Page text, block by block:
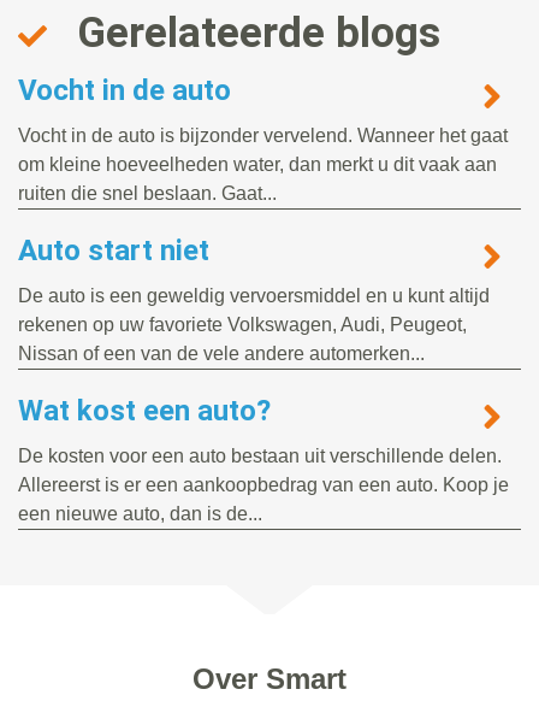
Gerelateerde blogs
Vocht in de auto
Vocht in de auto is bijzonder vervelend. Wanneer het gaat
om kleine hoeveelheden water, dan merkt u dit vaak aan
ruiten die snel beslaan. Gaat...
Auto start niet
De auto is een geweldig vervoersmiddel en u kunt altijd
rekenen op uw favoriete Volkswagen, Audi, Peugeot,
Nissan of een van de vele andere automerken...
Wat kost een auto?
De kosten voor een auto bestaan uit verschillende delen.
Allereerst is er een aankoopbedrag van een auto. Koop je
een nieuwe auto, dan is de...
Over Smart